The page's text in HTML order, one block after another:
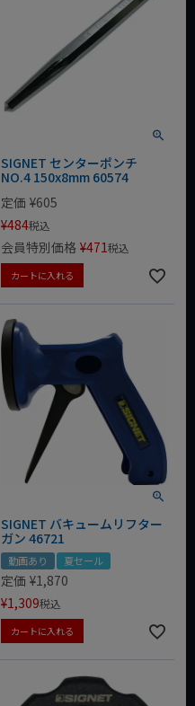
SIGNET センターポンチ
NO.4 150x8mm 60574
定価 ¥605
¥484税込
会員特別価格 ¥471税込
カートに入れる
SIGNET バキュームリフター
ガン 46721
動画あり 夏セール
定価 ¥1,870
¥1,309税込
カートに入れる